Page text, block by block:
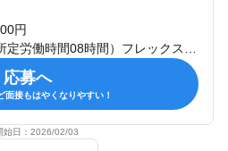
円
応募へ
面接もはやくなりやすい！
始日： 2026/02/03